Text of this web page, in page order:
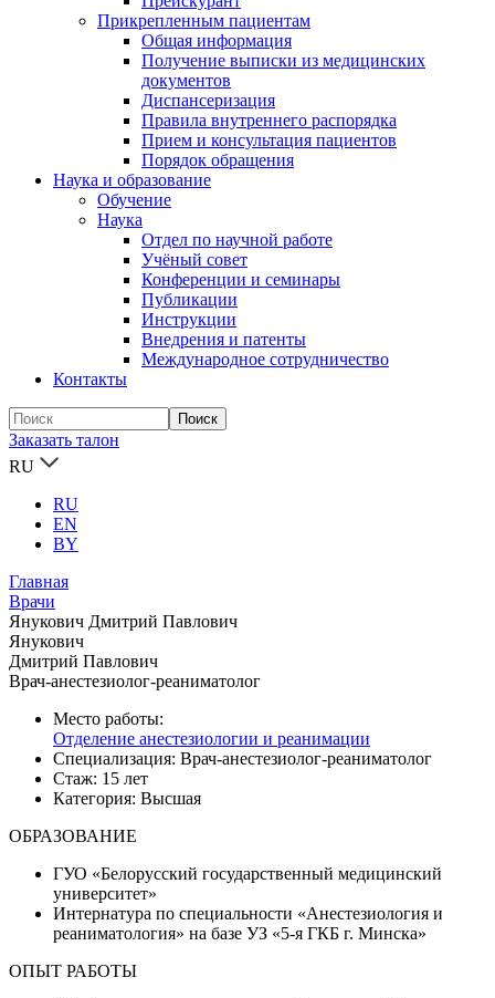
Прикрепленным пациентам
Общая информация
Получение выписки из медицинских
документов
Диспансеризация
Правила внутреннего распорядка
Прием и консультация пациентов
Порядок обращения
Наука и образование
Обучение
Наука
Отдел по научной работе
Учёный совет
Конференции и семинары
Публикации
Инструкции
Внедрения и патенты
Международное сотрудничество
Контакты
Заказать талон
RU
RU
EN
BY
Главная
Врачи
Янукович Дмитрий Павлович
Янукович
Дмитрий Павлович
Врач-анестезиолог-реаниматолог
Место работы:
Отделение анестезиологии и реанимации
Специализация: Врач-анестезиолог-реаниматолог
Стаж: 15 лет
Категория: Высшая
ОБРАЗОВАНИЕ
ГУО «Белорусский государственный медицинский
университет»
Интернатура по специальности «Анестезиология и
реаниматология» на базе УЗ «5-я ГКБ г. Минска»
ОПЫТ РАБОТЫ